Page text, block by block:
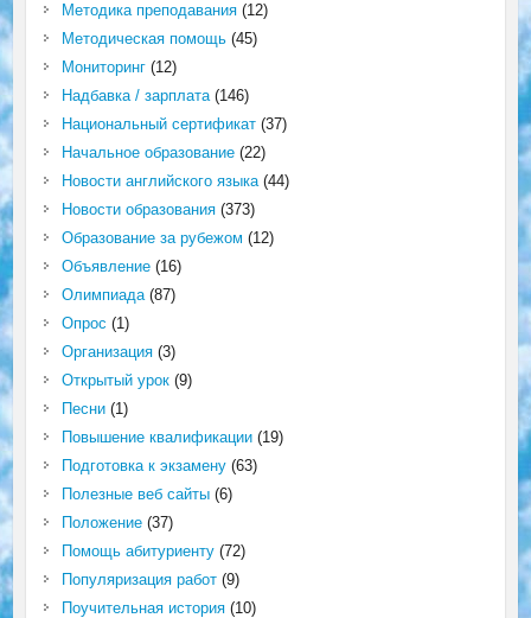
Методика преподавания(12)
Методическая помощь(45)
Мониторинг(12)
Надбавка / зарплата(146)
Национальный сертификат(37)
Начальное образование(22)
Новости английского языка(44)
Новости образования(373)
Образование за рубежом (12)
Объявление(16)
Олимпиада(87)
Опрос (1)
Организация(3)
Открытый урок(9)
Песни(1)
Повышение квалификации(19)
Подготовка к экзамену(63)
Полезные веб сайты(6)
Положение(37)
Помощь абитуриенту(72)
Популяризация работ(9)
Поучительная история(10)